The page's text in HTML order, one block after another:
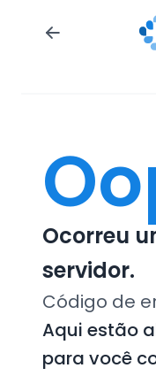
Ocorreu
servidor.
Código de
Aqui estão
para você